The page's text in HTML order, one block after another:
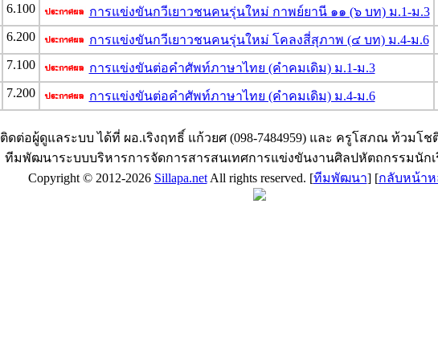
6.100 การแข่งขันกวีเยาวชนคนรุ่นใหม่ กาพย์ยานี ๑๑ (๖ บท) ม.1-ม.3
6.200 การแข่งขันกวีเยาวชนคนรุ่นใหม่ โคลงสี่สุภาพ (๔ บท) ม.4-ม.6
7.100 การแข่งขันต่อคำศัพท์ภาษาไทย (คำคมเดิม) ม.1-ม.3
7.200 การแข่งขันต่อคำศัพท์ภาษาไทย (คำคมเดิม) ม.4-ม.6
ติดต่อผู้ดูแลระบบ ได้ที่ ผอ.เริงฤทธิ์ แก้วยศ (098-7484959) และ ครูโสภณ ท้วมโชติ
ทีมพัฒนาระบบบริหารการจัดการสารสนเทศการแข่งขันงานศิลปหัตถกรรมนักเ
Copyright © 2012-2026 Sillapa.netAll rights reserved. [ทีมพัฒนา] [กลับหน้าห